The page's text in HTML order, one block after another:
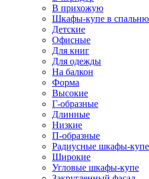
В прихожую
Шкафы-купе в спальню
Детские
Офисные
Для книг
Для одежды
На балкон
Форма
Высокие
Г-образные
Длинные
Низкие
П-образные
Радиусные шкафы-купе
Широкие
Угловые шкафы-купе